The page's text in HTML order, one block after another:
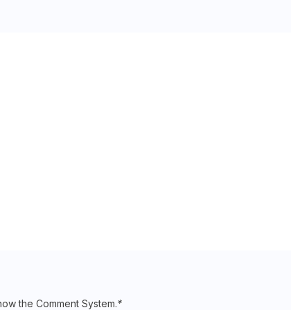
the Comment System.*